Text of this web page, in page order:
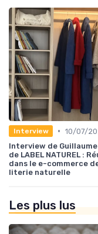
Interview • 10/07/
Interview de
de LABEL NATUREL :
dans le e-commerce
literie naturelle
Les plus lus